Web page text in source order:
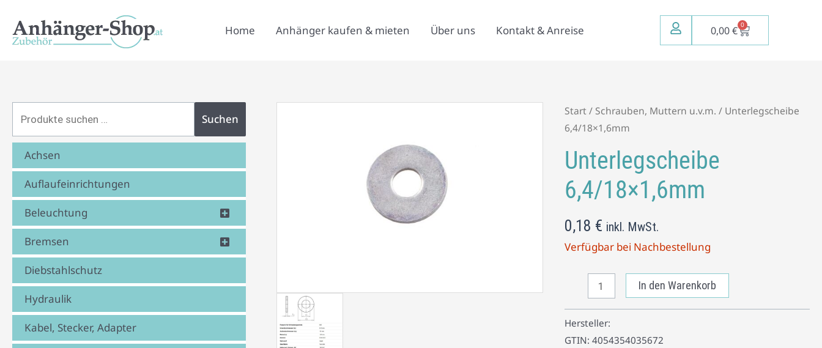
Inhalt
springen
Home Anhänger kaufen & mieten Über uns Kontakt & Anreise 0,00€ 0
Warenkorb
nach:
Suchen
Achsen
Auflaufeinrichtungen
Beleuchtung
Bremsen
Diebstahlschutz
Hydraulik
Kabel, Stecker, Adapter
Start/ Schrauben, Muttern u.v.m. / Unterlegscheibe
6,4/18×1,6mm
Unterlegscheibe
6,4/18×1,6mm
0,18 € inkl. MwSt.
Verfügbar bei Nachbestellung
Unterlegscheibe
6,4/18x1,6mm
In den Warenkorb
Hersteller:
GTIN: 4054354035672